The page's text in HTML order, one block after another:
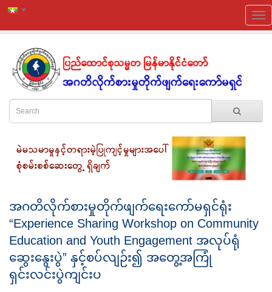
အဂတိလိုက်စားမှုတိုက်ဖျက်ရေးကော်မရှင်ရုံး
“Experience Sharing Workshop on Community
Education and Youth Engagement အလုပ်ရုံ
ဆွေးနွေးပွဲ” နှင့်စပ်လျဉ်း၍ အတွေ့အကြုံ
ရှင်းလင်းပွဲကျင်းပ